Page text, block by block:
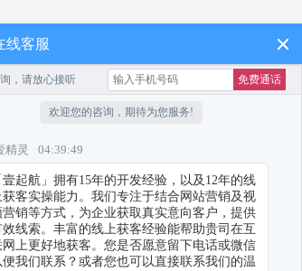
TikTok
小红书代运营
线客服